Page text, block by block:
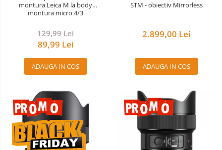
montura Leica M la body
montura micro 4/3
129,99 Lei
89,99 Lei
ADAUGA IN COS
STM - obiectiv Mirrorless
2.899,00 Lei
ADAUGA IN COS